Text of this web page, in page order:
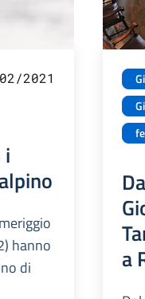
2021
i
hanno
di
a